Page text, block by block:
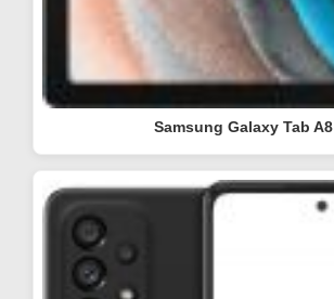
Samsung Galaxy Tab A8